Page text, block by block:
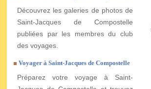
Découvrez les galeries de photos de
Saint-Jacques de Compostelle
publiées par les membres du club
des voyages.
Voyager à Saint-Jacques de Compostelle
Préparez votre voyage à Saint-